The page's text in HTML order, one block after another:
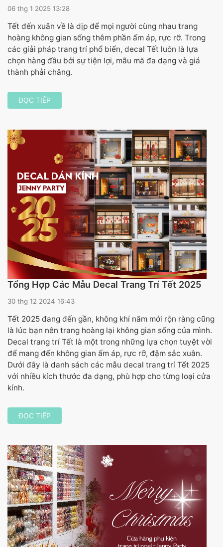
06 thg 1 2025 13:28
Tết đến xuân về là dịp để mọi người cùng nhau trang
hoàng không gian sống thêm phần ấm áp, rực rỡ. Trong
các giải pháp trang trí phổ biến, decal Tết luôn là lựa
chọn hàng đầu bởi sự tiện lợi, mẫu mã đa dạng và giá
thành phải chăng.
ĐỌC TIẾP
Tổng Hợp Các Mẫu Decal Trang Trí Tết 2025
30 thg 12 2024 16:43
Tết 2025 đang đến gần, không khí năm mới rộn ràng cũng
là lúc bạn nên trang hoàng lại không gian sống của mình.
Decal trang trí Tết là một trong những lựa chọn tuyệt vời
để mang đến không gian ấm áp, rực rỡ, đậm sắc xuân.
Dưới đây là danh sách các mẫu decal trang trí Tết 2025
với nhiều kích thước đa dạng, phù hợp cho từng loại cửa
kính.
ĐỌC TIẾP